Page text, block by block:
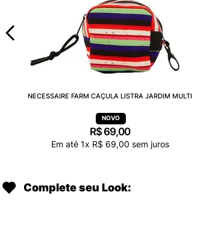
NECESSAIRE FARM CAÇULA LISTRA JARDIM MULTI
R$69,00
Em até 1x R$ 69,00 sem juros
Complete seu Look: